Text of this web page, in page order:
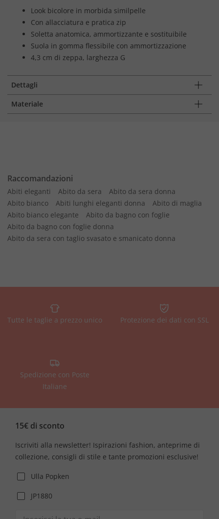
Look bicolore in morbida similpelle
Con allacciatura e pratica zip
Soletta anatomica, ammortizzante e sostituibile
Suola in gomma flessibile con ammortizzazione
4,3 cm di zeppa, larghezza G
Dettagli
Materiale
Raccomandazioni
Abiti eleganti Abito da sera
Abito da sera donna
Abito bianco
Abiti lunghi eleganti donna
Abito di maglia
Abito bianco elegante
Abito da bagno con foglie
Abito da bagno con foglie donna
Abito da sera con taglio svasato e smanicato donna
Tutte le taglie a prezzo unico Protezione dei dati con SSL
Spedizione con Poste
Italiane
15€ di sconto
Iscriviti alla newsletter! Ispirazioni fashion, anteprime di
collezione, consigli di stile e tante promozioni esclusive!
Ulla Popken
JP1880